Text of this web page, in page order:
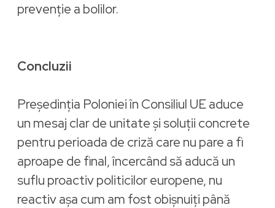
prevenție a bolilor.
Concluzii
Preşedinția Poloniei în Consiliul UE aduce
un mesaj clar de unitate și soluții concrete
pentru perioada de criză care nu pare a fi
aproape de final, încercând să aducă un
suflu proactiv politicilor europene, nu
reactiv așa cum am fost obișnuiți până